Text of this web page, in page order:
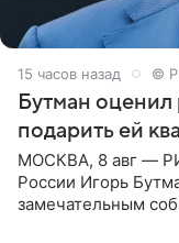
15 часов назад ©
Бутман
подарить ей
МОСКВА, 8 авг —
России Игорь
замечательным